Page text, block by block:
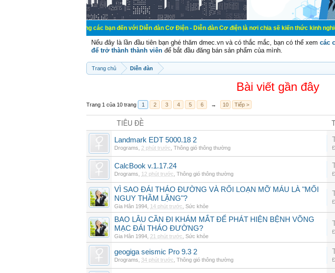
Chào mừng các bạn đến với Diễn đàn Cơ Điện - Diễn đàn Cơ điện là nơi chia sẽ kiến thức kinh nghiệm
Nếu đây là lần đầu tiên bạn ghé thăm dmec.vn và có thắc mắc, bạn có thể xem các
để trở thành thành viên để bắt đầu đăng bán sản phẩm của mình.
Trang chủ Diễn đàn
Bài viết gần đây
Trang 1 của 10 trang 1 2 3 4 5 6 → 10 Tiếp >
TIÊU ĐỀ
Landmark EDT 5000.18 2
Drograms 2 phút trước Thông gió thông thường
CalcBook v.1.17.24
Drograms 12 phút trước Thông gió thông thường
VÌ SAO ĐÁI THÁO ĐƯỜNG VÀ RỐI LOẠN MỠ MÁU LÀ "MỐI
NGUY THẦM LẶNG"?
Gia Hân 1994 14 phút trước Sức khỏe
BAO LÂU CẦN ĐI KHÁM MẮT ĐỂ PHÁT HIỆN BỆNH VÕNG
MẠC ĐÁI THÁO ĐƯỜNG?
Gia Hân 1994 21 phút trước Sức khỏe
geogiga seismic Pro 9.3 2
Drograms 34 phút trước Thông gió thông thường